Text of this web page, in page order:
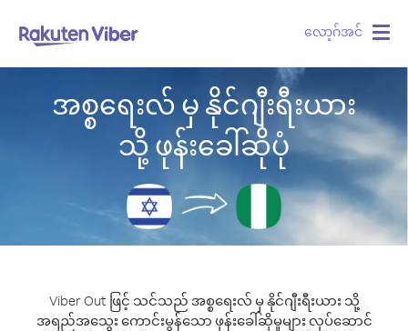
လော့ဂ်အင်
အစ္စရေးလ် မှ နိုင်ဂျီးရီးယား
သို့ ဖုန်းခေါ်ဆိုပုံ
Viber Out ဖြင့် သင်သည် အစ္စရေးလ် မှ နိုင်ဂျီးရီးယား သို့
အရည်အသွေး ကောင်းမွန်သော ဖုန်းခေါ်ဆိုမှုများ လုပ်ဆောင်